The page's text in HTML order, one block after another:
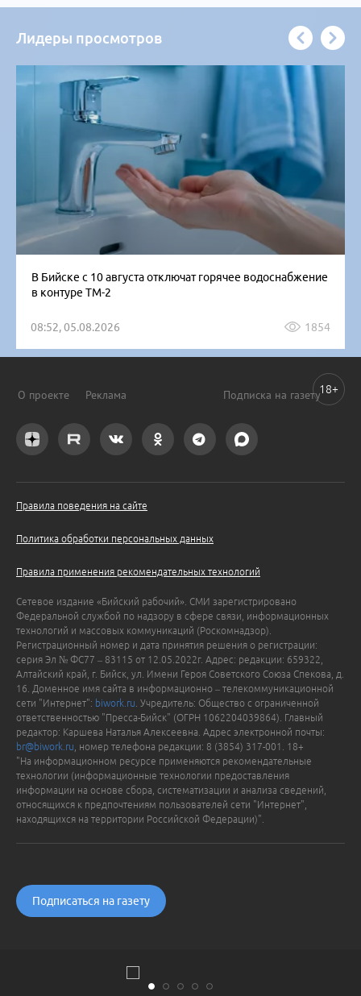
Лидеры просмотров
В Бийске с 10 августа отключат горячее водоснабжение
в контуре ТМ-2
08:52, 05.08.2026 1854
О проекте Реклама Подписка на газету
Правила поведения на сайте
Политика обработки персональных данных
Правила применения рекомендательных технологий
Сетевое издание «Бийский рабочий». СМИ зарегистрировано
Федеральной службой по надзору в сфере связи, информационных
технологий и массовых коммуникаций (Роскомнадзор).
Регистрационный номер и дата принятия решения о регистрации:
серия Эл № ФС77 – 83115 от 12.05.2022г. Адрес: редакции: 659322,
Алтайский край, г. Бийск, ул. Имени Героя Советского Союза Спекова, д.
16. Доменное имя сайта в информационно – телекоммуникационной
сети "Интернет": biwork.ru . Учредитель: Общество с ограниченной
ответственностью "Пресса-Бийск" (ОГРН 1062204039864). Главный
редактор: Каршева Наталья Алексеевна. Адрес электронной почты:
br@biwork.ru , номер телефона редакции: 8 (3854) 317-001. 18+
"На информационном ресурсе применяются рекомендательные
технологии (информационные технологии предоставления
информации на основе сбора, систематизации и анализа сведений,
относящихся к предпочтениям пользователей сети "Интернет",
находящихся на территории Российской Федерации)".
Подписаться на газету
18+